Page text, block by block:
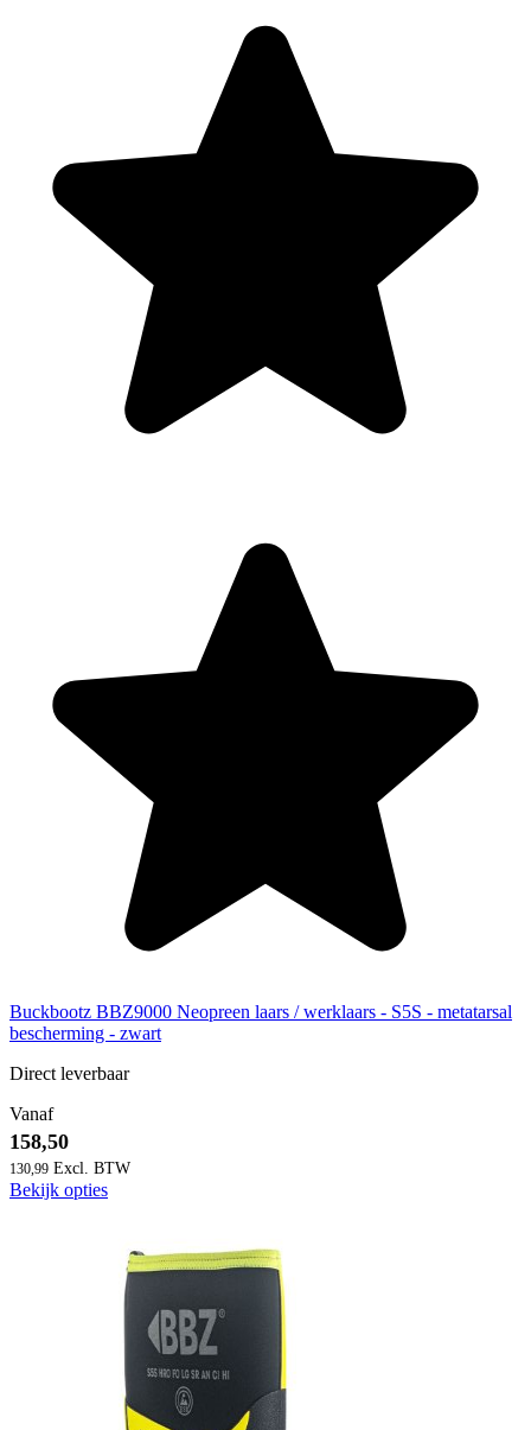
Buckbootz BBZ9000 Neopreen laars / werklaars - S5S - metatarsal
bescherming - zwart
Direct leverbaar
Vanaf
158,50
130,99
Bekijk opties